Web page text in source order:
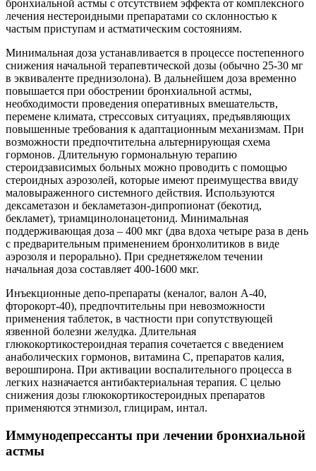
бронхиальной астмы с отсутствием эффекта от комплексного
лечения нестероидными препаратами со склонностью к
частым приступам и астматическим состояниям.
Минимальная доза устанавливается в процессе постепенного
снижения начальной терапевтической дозы (обычно 25-30 мг
в эквиваленте преднизолона). В дальнейшем доза временно
повышается при обострении бронхиальной астмы,
необходимости проведения оперативных вмешательств,
перемене климата, стрессовых ситуациях, предъявляющих
повышенные требования к адаптационным механизмам. При
возможности предпочтительна альтернирующая схема
гормонов. Длительную гормональную терапию
стероидзависимых больных можно проводить с помощью
стероидных аэрозолей, которые имеют преимущества ввиду
маловыраженного системного действия. Используются
дексаметазон и бекламетазон-дипропионат (бекотид,
бекламет), триамцинолонацетонид. Минимальная
поддерживающая доза – 400 мкг (два вдоха четыре раза в день
с предварительным применением бронхолитиков в виде
аэрозоля и перорально). При среднетяжелом течении
начальная доза составляет 400-1600 мкг.
Инъекционные депо-препараты (кеналог, валон А-40,
фторокорт-40), предпочтительны при невозможности
применения таблеток, в частности при сопутствующей
язвенной болезни желудка. Длительная
глюкокортикостероидная терапия сочетается с введением
анаболических гормонов, витамина С, препаратов калия,
верошпирона. При активации воспалительного процесса в
легких назначается антибактериальная терапия. С целью
снижения дозы глюкокортикостероидных препаратов
применяются этнмизол, глицирам, интал.
Иммунодепрессанты при лечении бронхиальной
астмы